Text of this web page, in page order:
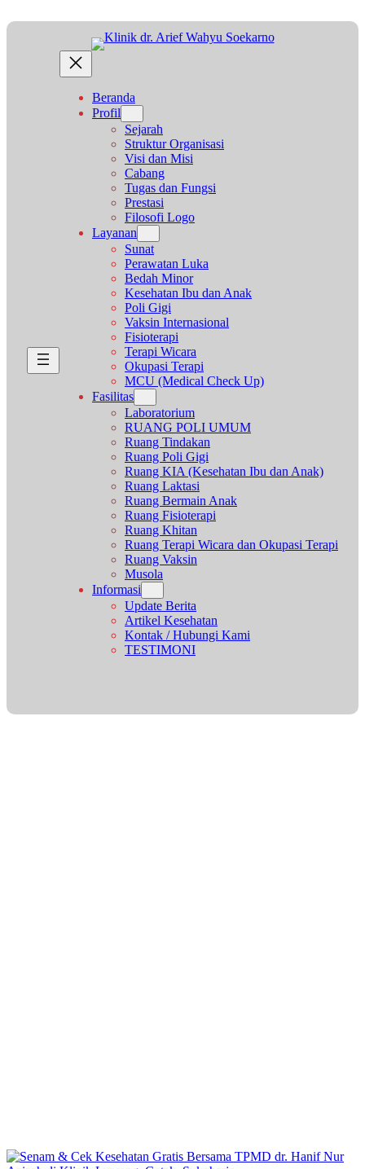
ke
Beranda
Profil
Sejarah
Struktur Organisasi
Visi dan Misi
Cabang
Tugas dan Fungsi
Prestasi
Filosofi Logo
Layanan
Sunat
Perawatan Luka
Bedah Minor
Kesehatan Ibu dan Anak
Poli Gigi
Vaksin Internasional
Fisioterapi
Terapi Wicara
Okupasi Terapi
MCU (Medical Check Up)
Fasilitas
Laboratorium
RUANG POLI UMUM
Ruang Tindakan
Ruang Poli Gigi
Ruang KIA (Kesehatan Ibu dan Anak)
Ruang Laktasi
Ruang Bermain Anak
Ruang Fisioterapi
Ruang Khitan
Ruang Terapi Wicara dan Okupasi Terapi
Ruang Vaksin
Musola
Informasi
Update Berita
Artikel Kesehatan
Kontak / Hubungi Kami
TESTIMONI